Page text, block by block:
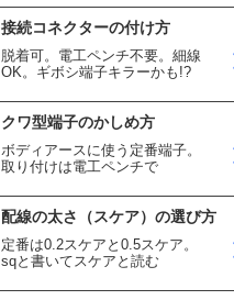
接続コネクターの付け方
脱着可。電工ペンチ不要。細線
OK。ギボシ端子キラーかも!?
クワ型端子のかしめ方
ボディアースに使う定番端子。
取り付けは電工ペンチで
配線の太さ（スケア）の選び方
定番は0.2スケアと0.5スケア。
sqと書いてスケアと読む